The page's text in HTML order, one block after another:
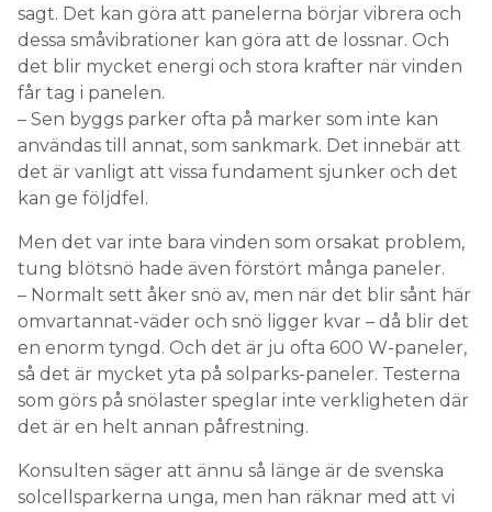
sagt. Det kan göra att panelerna börjar vibrera och
dessa småvibrationer kan göra att de lossnar. Och
det blir mycket energi och stora krafter när vinden
får tag i panelen.
– Sen byggs parker ofta på marker som inte kan
användas till annat, som sankmark. Det innebär att
det är vanligt att vissa fundament sjunker och det
kan ge följdfel.
Men det var inte bara vinden som orsakat problem,
tung blötsnö hade även förstört många paneler.
– Normalt sett åker snö av, men när det blir sånt här
omvartannat-väder och snö ligger kvar – då blir det
en enorm tyngd. Och det är ju ofta 600 W-paneler,
så det är mycket yta på solparks-paneler. Testerna
som görs på snölaster speglar inte verkligheten där
det är en helt annan påfrestning.
Konsulten säger att ännu så länge är de svenska
solcellsparkerna unga, men han räknar med att vi